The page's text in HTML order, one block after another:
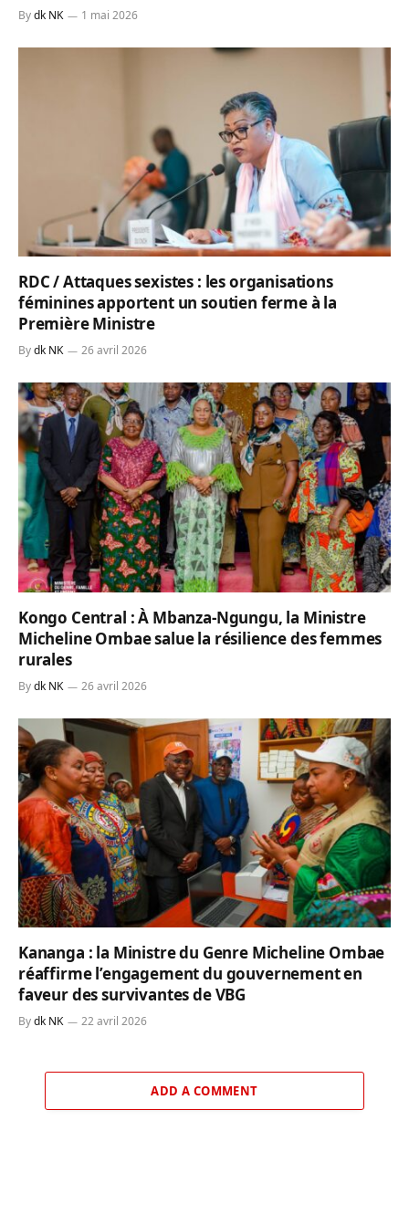
Bydk NK 1 mai 2026
RDC / Attaques sexistes : les organisations
féminines apportent un soutien ferme à la
Première Ministre
Bydk NK 26 avril 2026
Kongo Central : À Mbanza-Ngungu, la Ministre
Micheline Ombae salue la résilience des femmes
rurales
Bydk NK 26 avril 2026
Kananga : la Ministre du Genre Micheline Ombae
réaffirme l’engagement du gouvernement en
faveur des survivantes de VBG
Bydk NK 22 avril 2026
ADD A COMMENT